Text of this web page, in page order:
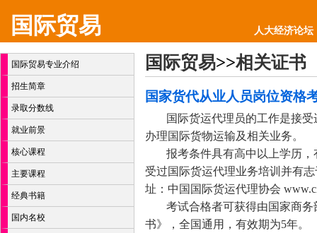
国际贸易 人大经济论坛
国际贸易专业介绍
招生简章
录取分数线
就业前景
核心课程
主要课程
经典书籍
国内名校
国际贸易>>相关证书
国家货代从业人员岗位资格
国际货运代理员的工作是接
办理国际货物运输及相关业务。
报考条件具有高中以上学历
受过国际货运代理业务培训并有
址：中国国际货运代理协会
考试合格者可获得由国家商
书》，全国通用，有效期为5年。